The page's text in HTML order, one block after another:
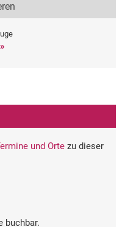
und Orte zu dieser
buchbar.